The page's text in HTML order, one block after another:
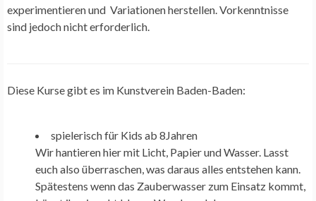
experimentieren und Variationen herstellen. Vorkenntnisse
sind jedoch nicht erforderlich.
Diese Kurse gibt es im Kunstverein Baden-Baden:
spielerisch für Kids ab 8Jahren
Wir hantieren hier mit Licht, Papier und Wasser. Lasst
euch also überraschen, was daraus alles entstehen kann.
Spätestens wenn das Zauberwasser zum Einsatz kommt,